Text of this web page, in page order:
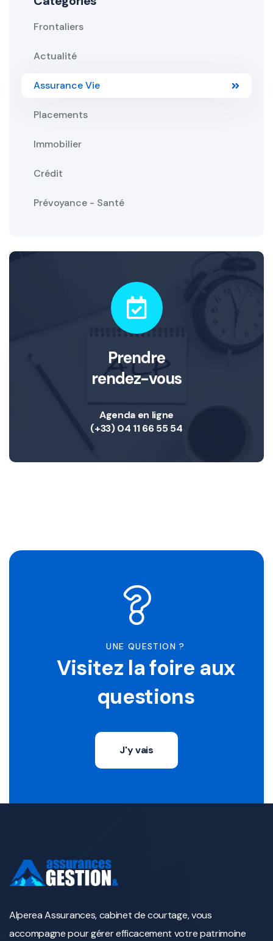
Frontaliers
Actualité
Assurance Vie
Placements
Immobilier
Crédit
Prévoyance - Santé
Prendre
rendez-vous
Agenda en ligne
(+33) 04 11 66 55 54
UNE QUESTION ?
Visitez la foire aux
questions
J'y vais
Alperea Assurances, cabinet de courtage, vous
accompagne pour gérer efficacement votre patrimoine